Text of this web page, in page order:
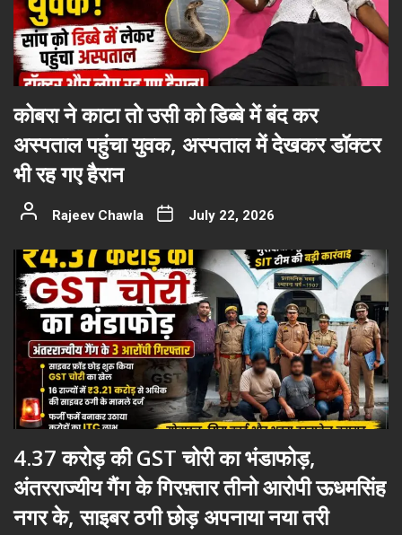
कोबरा ने काटा तो उसी को डिब्बे में बंद कर
अस्पताल पहुंचा युवक, अस्पताल में देखकर डॉक्टर
भी रह गए हैरान
Rajeev Chawla July 22, 2026
4.37 करोड़ की GST चोरी का भंडाफोड़,
अंतरराज्यीय गैंग के गिरफ़्तार तीनो आरोपी ऊधमसिंह
नगर के, साइबर ठगी छोड़ अपनाया नया तरी